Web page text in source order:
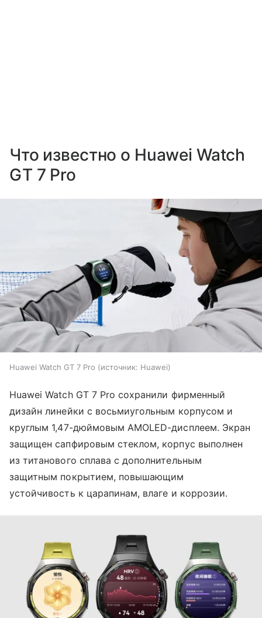
Что известно о Huawei Watch
GT 7 Pro
Huawei Watch GT 7 Pro источник: Huawei
Huawei Watch GT 7 Pro сохранили фирменный
дизайн линейки с восьмиугольным корпусом и
круглым 1,47-дюймовым AMOLED-дисплеем. Экран
защищен сапфировым стеклом, корпус выполнен
из титанового сплава с дополнительным
защитным покрытием, повышающим
устойчивость к царапинам, влаге и коррозии.